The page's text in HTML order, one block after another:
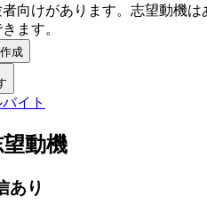
向けがあります。 志望動機は
ます。
成
イト
動機
あり